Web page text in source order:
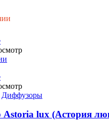
Диффузоры
lux (Астория